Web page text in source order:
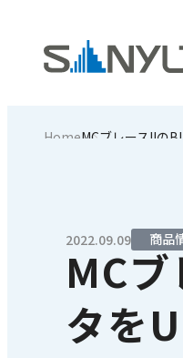
HomeMCブレースIIの
2022.09.09 商品
MC
タを